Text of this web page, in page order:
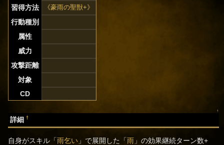
習得方法
《豪雨の聖獣+》
行動種別
属性
威力
攻撃距離
対象
CD
↑
詳細†
自身がスキル「雨乞い 」で展開した「雨 」の効果継続ターン数+